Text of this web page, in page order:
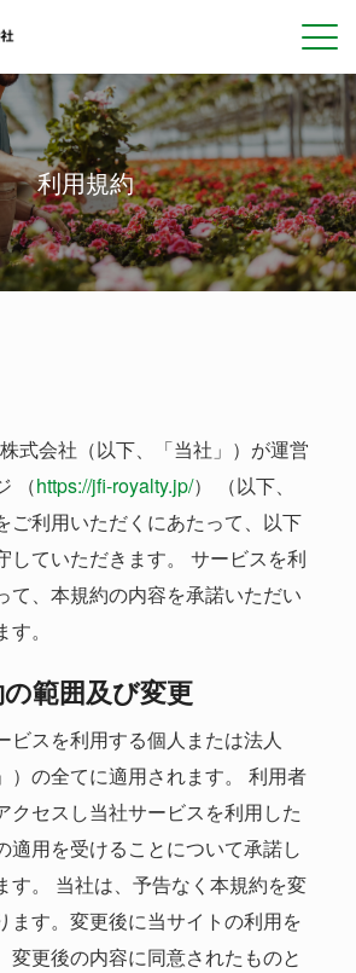
利用規約
式会社（以下、「当社」）が運営
（https://jfi-royalty.jp/） （以下、
ご利用いただくにあたって、以下
していただきます。 サービスを利
て、本規約の内容を承諾いただい
。
範囲及び変更
ビスを利用する個人または法人
）の全てに適用されます。 利用者
クセスし当社サービスを利用した
適用を受けることについて承諾し
す。 当社は、予告なく本規約を変
ます。変更後に当サイトの利用を
変更後の内容に同意されたものと